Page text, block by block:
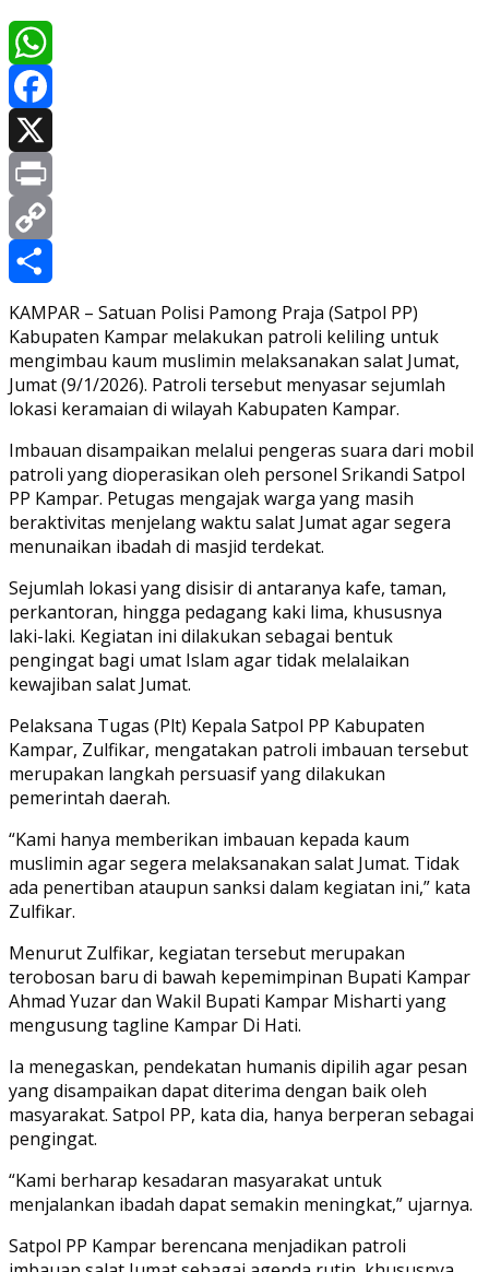
WhatsApp
Facebook
X
Print
Copy
Link
Share
KAMPAR – Satuan Polisi Pamong Praja (Satpol PP)
Kabupaten Kampar melakukan patroli keliling untuk
mengimbau kaum muslimin melaksanakan salat Jumat,
Jumat (9/1/2026). Patroli tersebut menyasar sejumlah
lokasi keramaian di wilayah Kabupaten Kampar.
Imbauan disampaikan melalui pengeras suara dari mobil
patroli yang dioperasikan oleh personel Srikandi Satpol
PP Kampar. Petugas mengajak warga yang masih
beraktivitas menjelang waktu salat Jumat agar segera
menunaikan ibadah di masjid terdekat.
Sejumlah lokasi yang disisir di antaranya kafe, taman,
perkantoran, hingga pedagang kaki lima, khususnya
laki-laki. Kegiatan ini dilakukan sebagai bentuk
pengingat bagi umat Islam agar tidak melalaikan
kewajiban salat Jumat.
Pelaksana Tugas (Plt) Kepala Satpol PP Kabupaten
Kampar, Zulfikar, mengatakan patroli imbauan tersebut
merupakan langkah persuasif yang dilakukan
pemerintah daerah.
“Kami hanya memberikan imbauan kepada kaum
muslimin agar segera melaksanakan salat Jumat. Tidak
ada penertiban ataupun sanksi dalam kegiatan ini,” kata
Zulfikar.
Menurut Zulfikar, kegiatan tersebut merupakan
terobosan baru di bawah kepemimpinan Bupati Kampar
Ahmad Yuzar dan Wakil Bupati Kampar Misharti yang
mengusung tagline Kampar Di Hati.
Ia menegaskan, pendekatan humanis dipilih agar pesan
yang disampaikan dapat diterima dengan baik oleh
masyarakat. Satpol PP, kata dia, hanya berperan sebagai
pengingat.
“Kami berharap kesadaran masyarakat untuk
menjalankan ibadah dapat semakin meningkat,” ujarnya.
Satpol PP Kampar berencana menjadikan patroli